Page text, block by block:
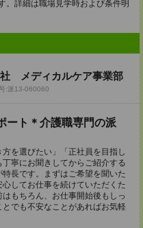
。詳細は職場見学時および条件明
社 メディカルケア事業部
:派13-060060
ート＊介護職専門の派
を選びたい」「正社員を目指し
寧にお聞きしてからご紹介する
長です。まずはご希望を聞いた
してお仕事を続けていただくた
もちろん、お仕事開始後もしっ
でも不安なことがあればお気軽